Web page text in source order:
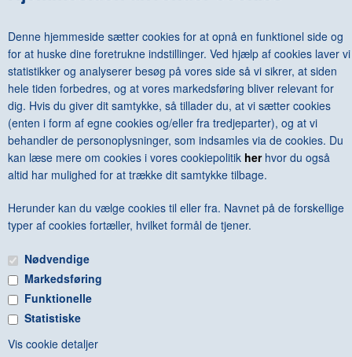
Denne hjemmeside sætter cookies for at opnå en funktionel side og
for at huske dine foretrukne indstillinger. Ved hjælp af cookies laver vi
statistikker og analyserer besøg på vores side så vi sikrer, at siden
hele tiden forbedres, og at vores markedsføring bliver relevant for
dig. Hvis du giver dit samtykke, så tillader du, at vi sætter cookies
(enten i form af egne cookies og/eller fra tredjeparter), og at vi
behandler de personoplysninger, som indsamles via de cookies. Du
kan læse mere om cookies i vores cookiepolitik herhvor du også
altid har mulighed for at trække dit samtykke tilbage.
Herunder kan du vælge cookies til eller fra. Navnet på de forskellige
typer af cookies fortæller, hvilket formål de tjener.
Nødvendige
Markedsføring
Funktionelle
Statistiske
Vis cookie detaljer
DKK 300,00
<--Forrige Næste-->
Antal varer: 1 Vis uden moms Anbefal Print
FRI FRAGT VED KØB OVER KR. 600 - © Copyright 2015 -
BOGGALLERIET - Hovedgaden 6B - 8410 Rønde - CVR: 88860314 -